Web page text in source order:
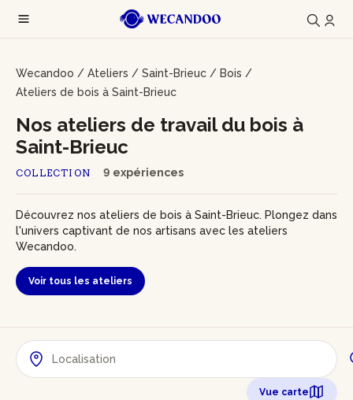
Wecandoo / Ateliers / Saint-Brieuc / Bois /
Ateliers de bois à Saint-Brieuc
COLLECTION 9 expériences
Nos ateliers de travail du bois à
Saint-Brieuc
Découvrez nos ateliers de bois à Saint-Brieuc. Plongez dans
l'univers captivant de nos artisans avec les ateliers
Wecandoo.
Voir tous les ateliers
Vue carte